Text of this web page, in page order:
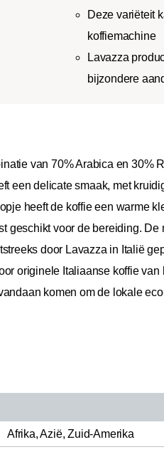
Deze variëteit
koffiemachine
Lavazza
bijzondere
van 70% Arabica en 30%
een delicate smaak, met
heeft de koffie een warme
geschikt voor de bereiding.
door Lavazza in Italië
originele Italiaanse koffie
komen om de lokale
Afrika, Azië, Zuid-Amerika